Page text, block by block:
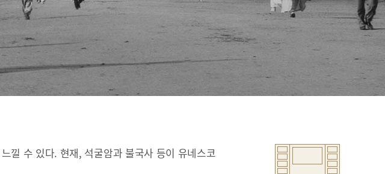
낄 수 있다. 현재, 석굴암과 불국사 등이 유네스코